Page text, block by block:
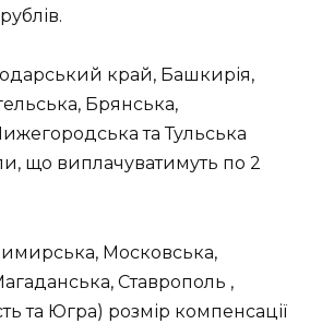
край, Башкирія,
Брянська,
та Тульська
що виплачуватимуть по 2
Московська,
Ставрополь ,
та Югра) розмір компенсації